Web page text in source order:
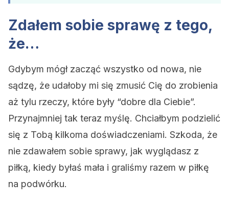
Zdałem sobie sprawę z tego,
że…
Gdybym mógł zacząć wszystko od nowa, nie
sądzę, że udałoby mi się zmusić Cię do zrobienia
aż tylu rzeczy, które były “dobre dla Ciebie”.
Przynajmniej tak teraz myślę. Chciałbym podzielić
się z Tobą kilkoma doświadczeniami. Szkoda, że ​​
nie zdawałem sobie sprawy, jak wyglądasz z
piłką, kiedy byłaś mała i graliśmy razem w piłkę
na podwórku.